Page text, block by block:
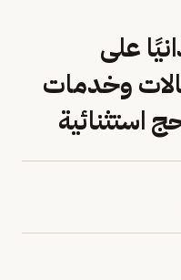
على
وخدمات
استثنائية